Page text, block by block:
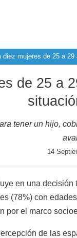
diez mujeres de 25 a
de 25 a
tener un hijo,
14
en una decisión
(78%) con
por el marco
de las